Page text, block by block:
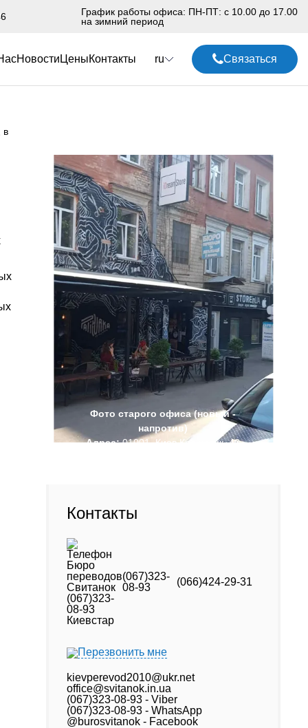
График работы офиса: ПН-ПТ: с 10.00 до 17.00
на зимний период
Новости ЦеныКонтакты ru Связаться
в
Фото старого офиса (новый -
напротив)
Адрес:01001, Киев Крещатик, 46
Контакты
(067)323-
08-93
(066)424-29-31
Перезвонить мне
kievperevod2010@ukr.net
office@svitanok.in.ua
(067)323-08-93 - Viber
(067)323-08-93 - WhatsApp
@burosvitanok - Facebook